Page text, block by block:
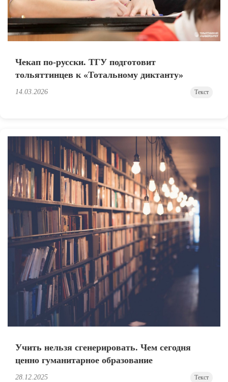
Чекап по-русски. ТГУ подготовит
тольяттинцев к «Тотальному диктанту»
14.03.2026 Текст
Учить нельзя сгенерировать. Чем сегодня
ценно гуманитарное образование
28.12.2025 Текст